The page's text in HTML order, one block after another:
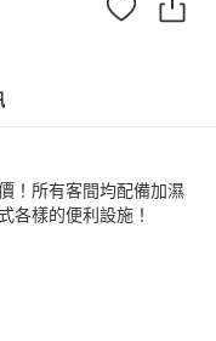
！所有客間均配備加濕
各樣的便利設施！